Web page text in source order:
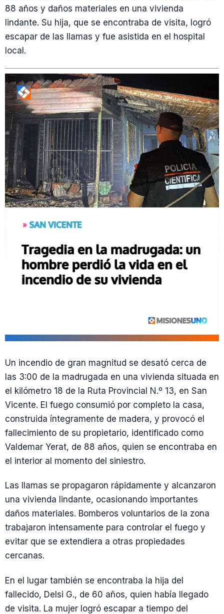
88 años y daños materiales en una vivienda
lindante. Su hija, que se encontraba de visita, logró
escapar de las llamas y fue asistida en el hospital
local.
Un incendio de gran magnitud se desató cerca de
las 3:00 de la madrugada en una vivienda situada en
el kilómetro 18 de la Ruta Provincial N.º 13, en San
Vicente. El fuego consumió por completo la casa,
construida íntegramente de madera, y provocó el
fallecimiento de su propietario, identificado como
Valdemar Yerat, de 88 años, quien se encontraba en
el interior al momento del siniestro.
Las llamas se propagaron rápidamente y alcanzaron
una vivienda lindante, ocasionando importantes
daños materiales. Bomberos voluntarios de la zona
trabajaron intensamente para controlar el fuego y
evitar que se extendiera a otras propiedades
cercanas.
En el lugar también se encontraba la hija del
fallecido, Delsi G., de 60 años, quien había llegado
de visita. La mujer logró escapar a tiempo del